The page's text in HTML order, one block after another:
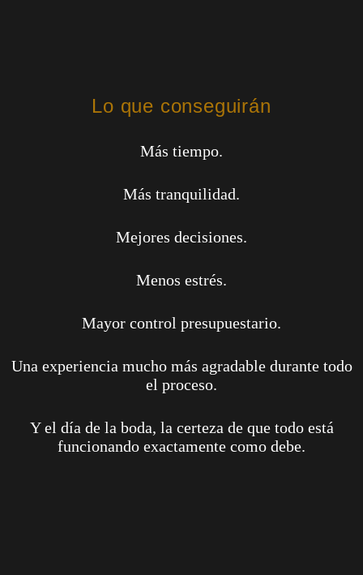
Lo que conseguirán
Más tiempo.
Más tranquilidad.
Mejores decisiones.
Menos estrés.
Mayor control presupuestario.
Una experiencia mucho más agradable durante todo
el proceso.
Y el día de la boda, la certeza de que todo está
funcionando exactamente como debe.